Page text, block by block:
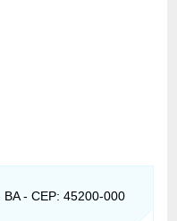
- CEP: 45200-000